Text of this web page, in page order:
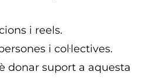
i reels.
i col·lectives.
donar suport a aquesta